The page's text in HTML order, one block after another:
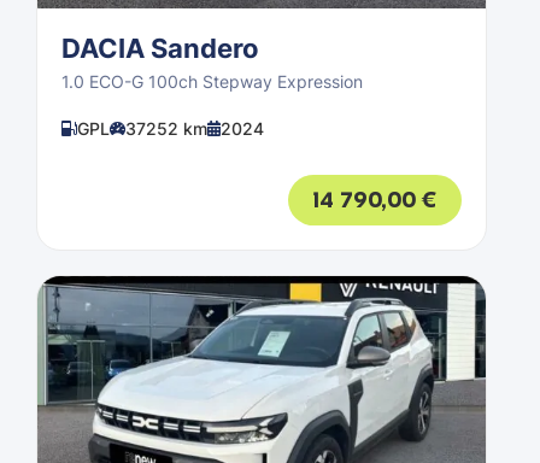
DACIA Sandero
1.0 ECO-G 100ch Stepway Expression
GPL 37252 km 2024
14 790,00€